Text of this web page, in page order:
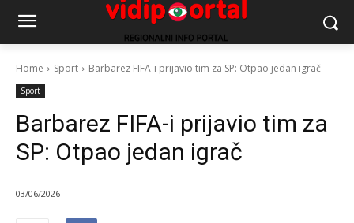
Home Sport Barbarez FIFA-i prijavio tim za SP: Otpao jedan igrač
Sport
Barbarez FIFA-i prijavio tim za
SP: Otpao jedan igrač
03/06/2026